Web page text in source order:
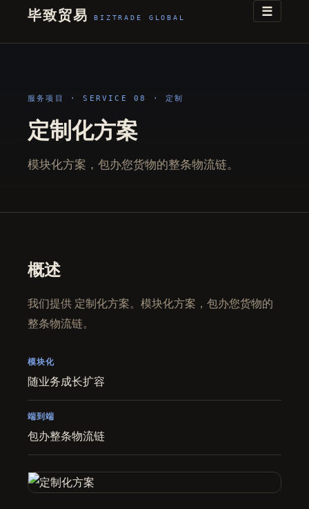
毕致贸易 BIZTRADE GLOBAL ☰
服务项目 · SERVICE 08 · 定制
定制化方案
模块化方案，包办您货物的整条物流链。
概述
我们提供 定制化方案。模块化方案，包办您货物的
整条物流链。
模块化
随业务成长扩容
端到端
包办整条物流链